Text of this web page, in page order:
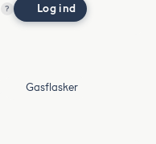
? Log ind
Gasflasker